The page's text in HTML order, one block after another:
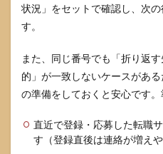
5.1
リッ
トと
リッ
5.2
iPhone
状況」をセットで確認し、次
す。
また、同じ番号でも「折り返
的」が一致しないケースがあ
の準備をしておくと安心です。
直近で登録・応募した転職
す（登録直後は連絡が増えや